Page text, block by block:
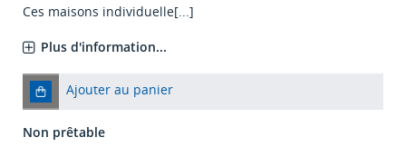
Ces maisons individuelle[...]
Plus d'information...
Ajouter au panier
Non prêtable